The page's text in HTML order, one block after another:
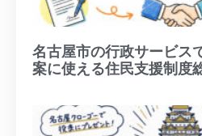
名古屋市の行政サービス
案に使える住民支援制度